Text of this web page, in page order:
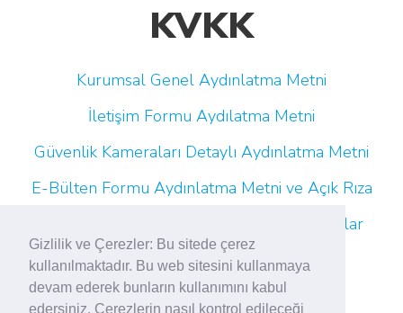
Gizlilik ve Çerezler: Bu sitede çerez
kullanılmaktadır. Bu web sitesini kullanmaya
devam ederek bunların kullanımını kabul
edersiniz. Çerezlerin nasıl kontrol edileceği
KVKK
Kurumsal Genel Aydınlatma Metni
İletişim Formu Aydılatma Metni
Güvenlik Kameraları Detaylı Aydınlatma Metni
E-Bülten Formu Aydınlatma Metni ve Açık Rıza
Çalışan Adayı Aydınlatma Metni (Platformlar
Aracılığıyla)